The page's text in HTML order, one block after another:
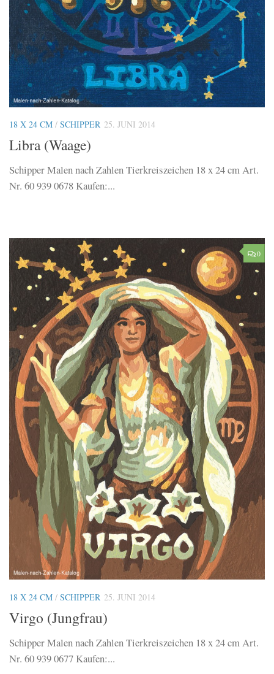
18 X 24 CM / SCHIPPER 25. JUNI 2014
Libra (Waage)
Schipper Malen nach Zahlen Tierkreiszeichen 18 x 24 cm Art.
Nr. 60 939 0678 Kaufen:...
0
18 X 24 CM / SCHIPPER 25. JUNI 2014
Virgo (Jungfrau)
Schipper Malen nach Zahlen Tierkreiszeichen 18 x 24 cm Art.
Nr. 60 939 0677 Kaufen:...